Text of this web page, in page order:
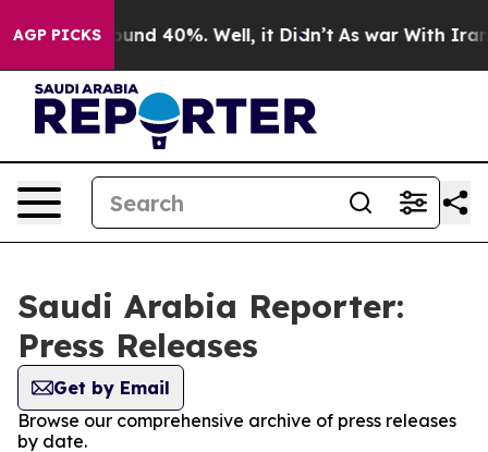
AGP PICKS
Floor Around 40%. Well, it Didn’t As war With Iran
Saudi Arabia Reporter:
Press Releases
Get by Email
Browse our comprehensive archive of press releases
by date.